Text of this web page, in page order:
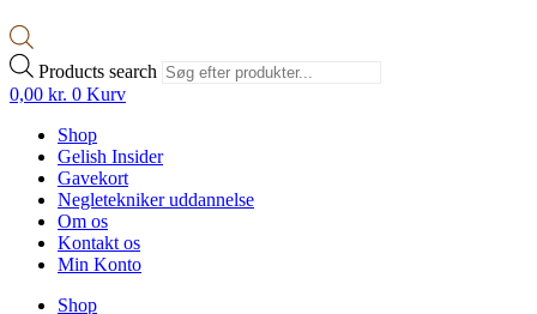
Products search
0,00 kr. 0 Kurv
Shop
Gelish Insider
Gavekort
Negletekniker uddannelse
Om os
Kontakt os
Min Konto
Shop